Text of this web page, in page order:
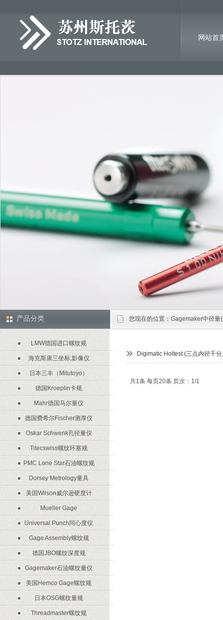
网站首
Digimatic Holtest (三点内径千
共1条 每页20条 页次：1/1
产品分类
LMW德国进口螺纹规
海克斯康三坐标,影像仪
日本三丰（Mitutoyo）
德国Kroeplin卡规
Mahr德国马尔量仪
德国费希尔Fischer测厚仪
Oskar Schwenk孔径量仪
Titecswiss螺纹环塞规
PMC Lone Star石油螺纹规
Dorsey Metrology量具
美国Wilson威尔逊硬度计
Mueller Gage
Universal Punch同心度仪
Gage Assembly螺纹规
德国JBO螺纹深度规
Gagemaker石油螺纹量仪
美国Hemco Gage螺纹规
日本OSG螺纹量规
Threadmaster螺纹规
您现在的位置： Gagemaker中径量